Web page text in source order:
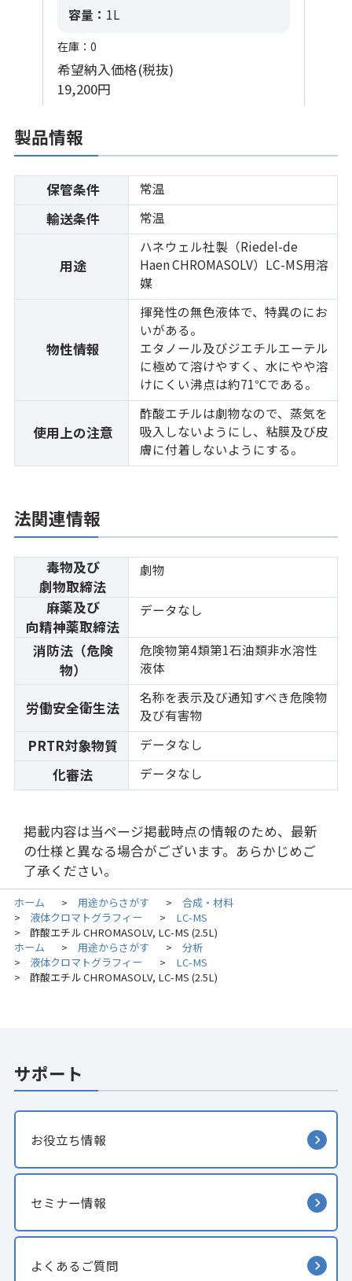
容量： 1L
在庫：0
希望納入価格(税抜)
19,200円
製品情報
保管条件 常温
輸送条件 常温
用途
ハネウェル社製（Riedel-de
Haen CHROMASOLV）LC-MS用溶
媒
物性情報
揮発性の無色液体で、特異のにお
いがある。
エタノール及びジエチルエーテル
に極めて溶けやすく、水にやや溶
けにくい沸点は約71℃である。
使用上の注意
酢酸エチルは劇物なので、蒸気を
吸入しないようにし、粘膜及び皮
膚に付着しないようにする。
法関連情報
毒物及び
劇物取締法
劇物
麻薬及び
向精神薬取締法
データなし
消防法（危険
物）
危険物第4類第1石油類非水溶性
液体
労働安全衛生法
名称を表示及び通知すべき危険物
及び有害物
PRTR対象物質 データなし
化審法 データなし
掲載内容は当ページ掲載時点の情報のため、最新
の仕様と異なる場合がございます。あらかじめご
了承ください。
ホーム > 用途からさがす > 合成・材料
> 液体クロマトグラフィー > LC-MS
>
酢酸エチル CHROMASOLV, LC-MS (2.5L)
ホーム
> 用途からさがす > 分析
> 液体クロマトグラフィー > LC-MS
> 酢酸エチル CHROMASOLV, LC-MS (2.5L)
サポート
お役立ち情報
セミナー情報
よくあるご質問